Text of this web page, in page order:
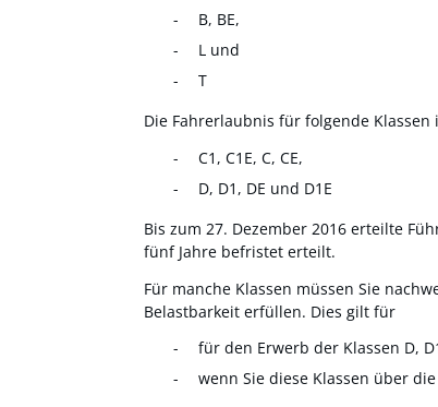
B, BE,
L und
T
Die Fahrerlaubnis für folgende
C1, C1E, C, CE,
D, D1, DE und D1E
Bis zum 27. Dezember 2016 erteilte
fünf Jahre befristet erteilt.
Für manche Klassen müssen Sie
Belastbarkeit erfüllen. Dies gilt für
für den Erwerb der Klassen D,
wenn Sie diese Klassen über